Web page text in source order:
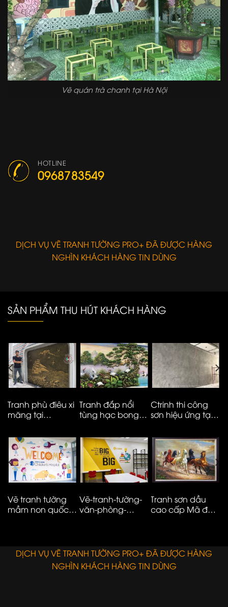
Vẽ quán trà chanh tại Hà Nội
HOTLINE
0968783549
DỊCH VỤ VẼ TRANH TƯỜNG PRO+ ĐÃ ĐƯỢC HÀNG
NGHÌN KHÁCH HÀNG TIN DÙNG
SẢN PHẨM THU HÚT KHÁCH HÀNG
Tranh phù điêu xi
măng tại
City
Tranh đắp nổi
tùng hạc bong
Ctrinh thi công
sơn hiệu ứng tại
Vẽ tranh tường
mầm non quốc
Vẽ-tranh-tường-
văn-phòng-
Tranh sơn dầu
cao cấp Mã đáo
DỊCH VỤ VẼ TRANH TƯỜNG PRO+ ĐÃ ĐƯỢC HÀNG
NGHÌN KHÁCH HÀNG TIN DÙNG